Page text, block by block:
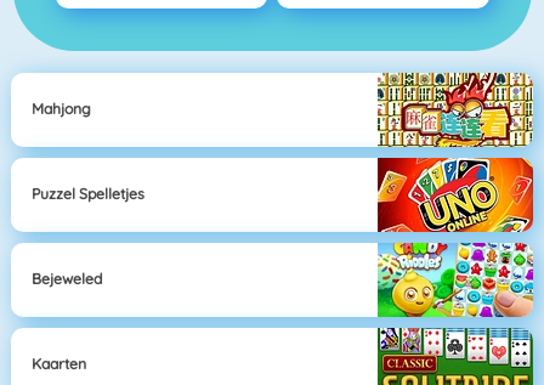
Mahjong
Puzzel Spelletjes
Bejeweled
Kaarten